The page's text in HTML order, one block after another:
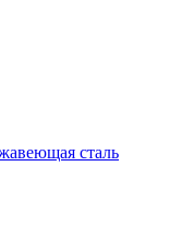
сталь